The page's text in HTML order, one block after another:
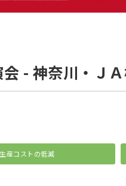
- 神奈川・Ｊ
生産コストの低減